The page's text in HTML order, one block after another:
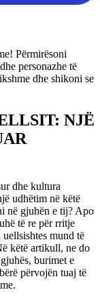
Përmirësoni
personazhe të
dhe shikoni se
NJË
dhe kultura
udhëtim në këtë
në gjuhën e tij? Apo
të re për rritje
mund të
këtë artikull, ne do
burimet e
përvojën tuaj të